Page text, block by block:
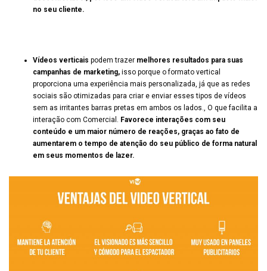
no seu cliente.
Vídeos verticais podem trazer melhores resultados para suas
campanhas de marketing, isso porque o formato vertical
proporciona uma experiência mais personalizada, já que as redes
sociais são otimizadas para criar e enviar esses tipos de vídeos
sem as irritantes barras pretas em ambos os lados., O que facilita a
interação com Comercial. Favorece interações com seu
conteúdo e um maior número de reações, graças ao fato de
aumentarem o tempo de atenção do seu público de forma natural
em seus momentos de lazer.